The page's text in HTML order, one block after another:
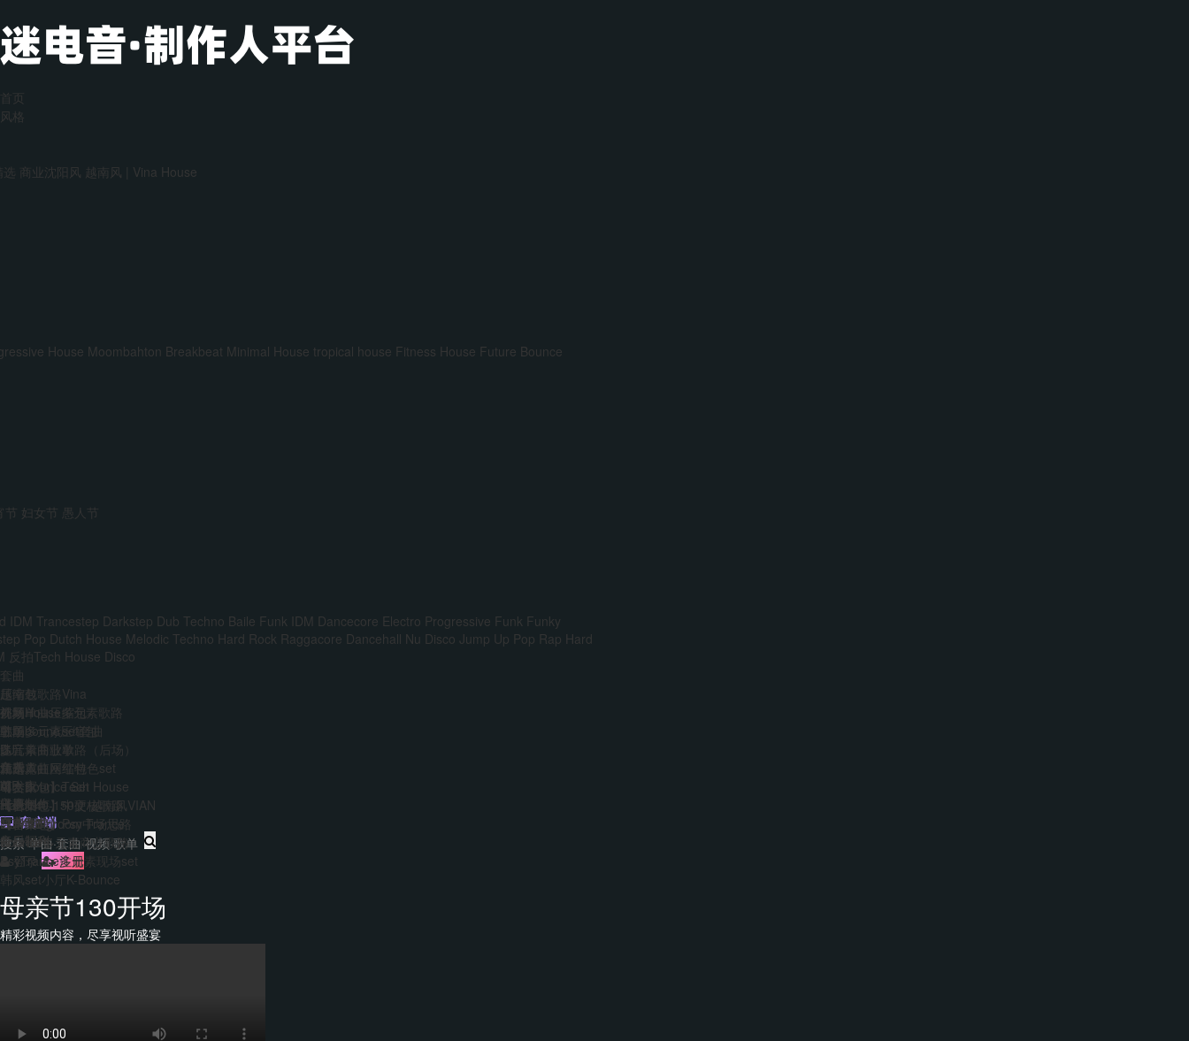
首页
风格
商业沈阳风 越南风 | Vina House
House Moombahton Breakbeat Minimal House tropical house Fitness House Future Bounce
节 妇女节 愚人节
IDM Trancestep Darkstep Dub Techno Baile Funk IDM Dancecore Electro Progressive Funk Funky
Pop Dutch House Melodic Techno Hard Rock Raggacore Dancehall Nu Disco Jump Up Pop Rap Hard
反拍Tech House Disco
套曲
越南鼓歌路Vina
前场House多元素歌路
主场多元素set套曲
多元素商业歌路（后场）
江南霓虹网红特色set
中文Bounce Set
Hard140-150硬核歌路
EDM&Bigroom中场思路
Bounce多元素商业歌路
PsyTrance多元素现场set
韩风set小厅K-Bounce
压缩包
外网单曲压缩包
韩国boune压缩包
迷音单曲歌单
精选单曲压缩包
【合集包】Tech House
【合集包】中文/越南风VIAN
【合集包】Psy Trance
视频
歌单
DJ
音乐人
艺术家
免费
VIP
主题包
免费套曲
每日福利
AI
干声制作
套曲制作
音乐制作
转换
客户端
登录 注册
母亲节130开场
精彩视频内容，尽享视听盛宴